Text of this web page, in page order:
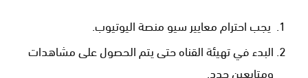
يجب احترام معايير سيو منصة اليوتيوب.
البدء في تهيئة القناه حتى يتم الحصول على مشاهدات
ومتابعين جدد.